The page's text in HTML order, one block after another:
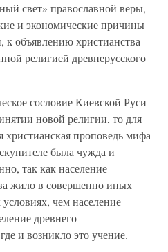
свет» православной веры,
и экономические причины
объявлению христианства
религией древнерусского
сословие Киевской Руси
новой религии, то для
христианская проповедь мифа
была чужда и
так как население
жило в совершенно иных
чем население
древнего
и возникло это учение.